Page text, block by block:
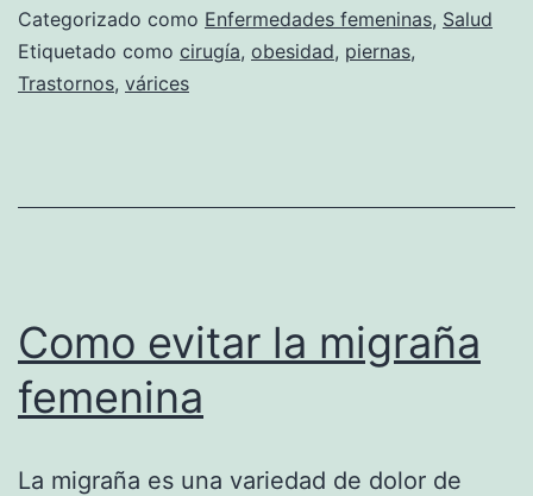
Categorizado como Enfermedades femeninas, Salud
Etiquetado como cirugía, obesidad, piernas,
Trastornos, várices
Como evitar la migraña
femenina
La migraña es una variedad de dolor de